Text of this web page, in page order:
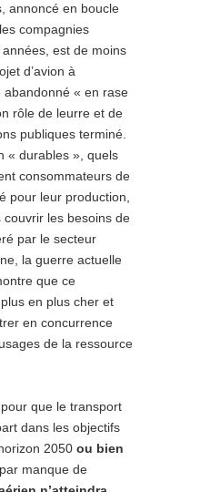
annoncé en boucle
compagnies
est de moins
d’avion à
« en rase
rôle de leurre et de
publiques terminé.
« durables », quels
consommateurs de
pour leur production,
couvrir les besoins de
par le secteur
la guerre actuelle
que ce
en plus cher et
en concurrence
de la ressource
pour que le transport
dans les objectifs
2050 ou bien
par manque de